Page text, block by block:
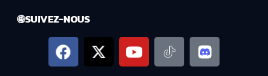
🌐 SUIVEZ-NOUS